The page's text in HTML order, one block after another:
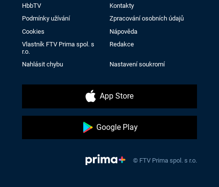
HbbTV
Kontakty
Podmínky užívání
Zpracování osobních údajů
Cookies
Nápověda
Vlastník FTV Prima spol. s
r.o.
Redakce
Nahlásit chybu Nastavení soukromí
App Store
Google Play
© FTV Prima spol. s r.o.